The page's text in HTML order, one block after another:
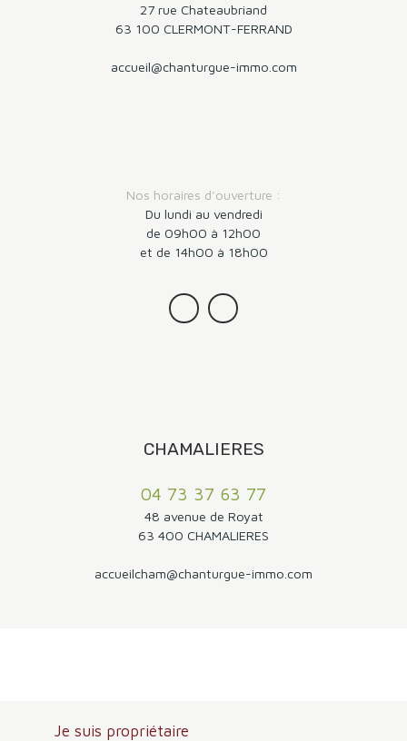
27 rue Chateaubriand
63 100 CLERMONT-FERRAND
accueil@chanturgue-immo.com
Nos horaires d'ouverture :
Du lundi au vendredi
de 09h00 à 12h00
et de 14h00 à 18h00
CHAMALIERES
04 73 37 63 77
48 avenue de Royat
63 400 CHAMALIERES
accueilcham@chanturgue-immo.com
Je suis propriétaire